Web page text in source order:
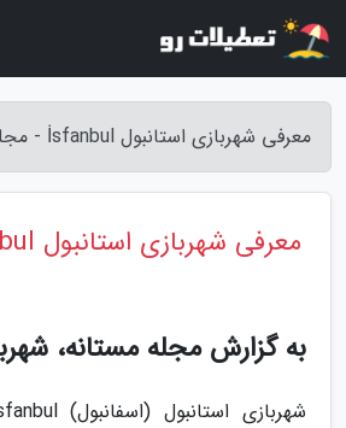
معرفی شهربازی استانبول İsfanbul - مجله مستانه
معرفی شهربازی استانبول İsfanbul
به گزارش مجله مستانه،